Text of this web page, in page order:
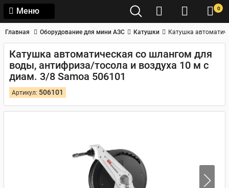
Меню 0
Главная Оборудование для мини АЗС Катушки Катушка
Катушка автоматическая со шлангом для
воды, антифриза/тосола и воздуха 10 м с
диам. 3/8 Samoa 506101
Артикул: 506101